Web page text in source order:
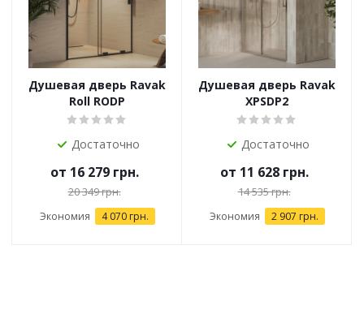
Душевая дверь Ravak
Roll RODP
Достаточно
от 16 279 грн.
20 349 грн.
Экономия 4 070 грн.
Душевая дверь Ravak
XPSDP2
Достаточно
от 11 628 грн.
14 535 грн.
Экономия 2 907 грн.